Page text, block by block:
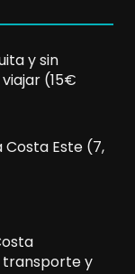
y sin
(15€
Costa Este (7,
transporte y